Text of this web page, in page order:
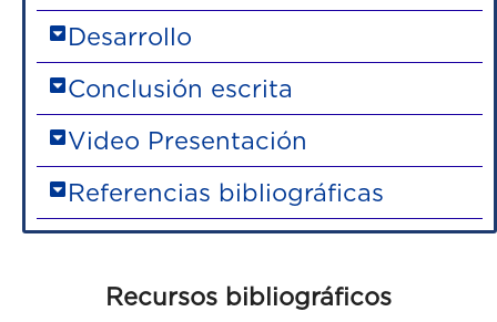
Desarrollo
Conclusión escrita
Video Presentación
Referencias bibliográficas
Recursos bibliográficos